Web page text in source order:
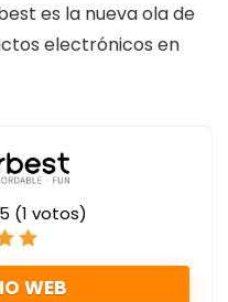
es la nueva ola de
electrónicos en
5 (1 votos)
WEB